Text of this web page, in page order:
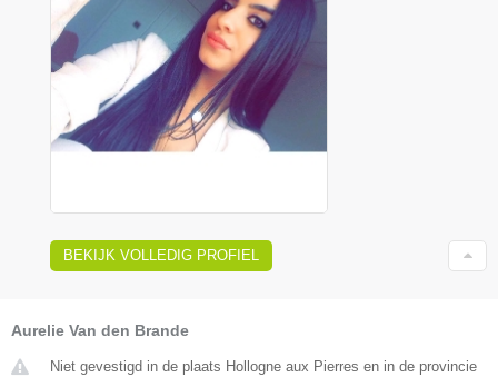
BEKIJK VOLLEDIG PROFIEL
Aurelie Van den Brande
Niet gevestigd in de plaats Hollogne aux Pierres en in de provincie